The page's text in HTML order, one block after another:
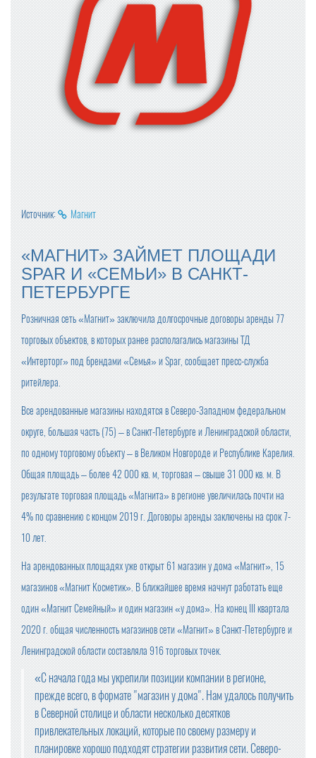
Источник: Магнит
«МАГНИТ» ЗАЙМЕТ ПЛОЩАДИ
SPAR И «СЕМЬИ» В САНКТ-
ПЕТЕРБУРГЕ
Розничная сеть «Магнит» заключила долгосрочные договоры аренды 77
торговых объектов, в которых ранее располагались магазины ТД
«Интерторг» под брендами «Семья» и Spar, сообщает пресс-служба
ритейлера.
Все арендованные магазины находятся в Северо-Западном федеральном
округе, большая часть (75) – в Санкт-Петербурге и Ленинградской области,
по одному торговому объекту – в Великом Новгороде и Республике Карелия.
Общая площадь – более 42 000 кв. м, торговая – свыше 31 000 кв. м. В
результате торговая площадь «Магнита» в регионе увеличилась почти на
4% по сравнению с концом 2019 г. Договоры аренды заключены на срок 7-
10 лет.
На арендованных площадях уже открыт 61 магазин у дома «Магнит», 15
магазинов «Магнит Косметик». В ближайшее время начнут работать еще
один «Магнит Семейный» и один магазин «у дома». На конец III квартала
2020 г. общая численность магазинов сети «Магнит» в Санкт-Петербурге и
Ленинградской области составляла 916 торговых точек.
«С начала года мы укрепили позиции компании в регионе,
прежде всего, в формате "магазин у дома". Нам удалось получить
в Северной столице и области несколько десятков
привлекательных локаций, которые по своему размеру и
планировке хорошо подходят стратегии развития сети. Северо-